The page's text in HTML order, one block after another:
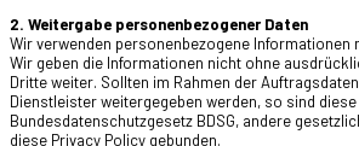
2. Weitergabe personenbezogener Daten
Wir verwenden personenbezogene Informationen
Wir geben die Informationen nicht ohne
Dritte weiter. Sollten im Rahmen der
Dienstleister weitergegeben werden, so sind diese
Bundesdatenschutzgesetz BDSG, andere
diese Privacy Policy gebunden.